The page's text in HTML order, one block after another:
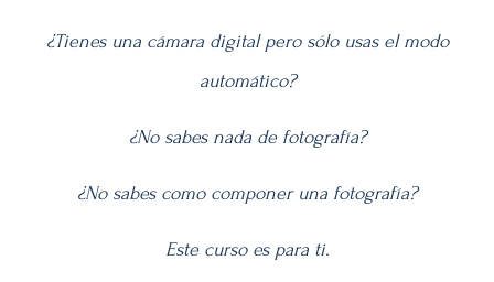
¿Tienes una cámara digital pero sólo usas el modo
automático?
¿No sabes nada de fotografía?
¿No sabes como componer una fotografía?
Este curso es para ti.